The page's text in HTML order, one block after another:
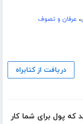
، عرفان و تصوف
دریافت از کتابراه
که پول برای شما کار